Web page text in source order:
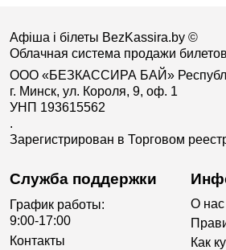
Афіша і білеты BezKassira.by ©
Облачная система продажи
ООО «БЕЗКАССИРА БАЙ»
г. Минск, ул. Короля, 9, оф. 1
УНП 193615562
.
Зарегистрирован в Торговом
Служба поддержки
График работы:
9:00-17:00
Контакты
О нас
Как